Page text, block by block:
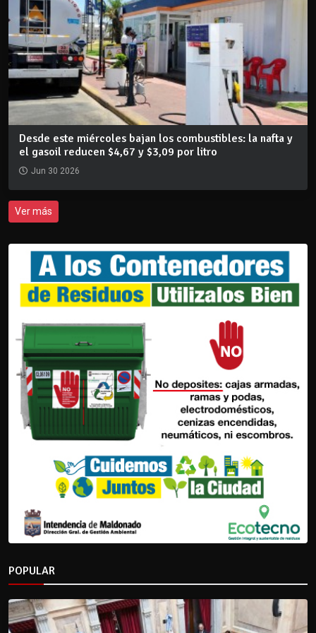
Desde este miércoles bajan los combustibles: la nafta y
el gasoil reducen $4,67 y $3,09 por litro
Jun 30 2026
Ver más
POPULAR